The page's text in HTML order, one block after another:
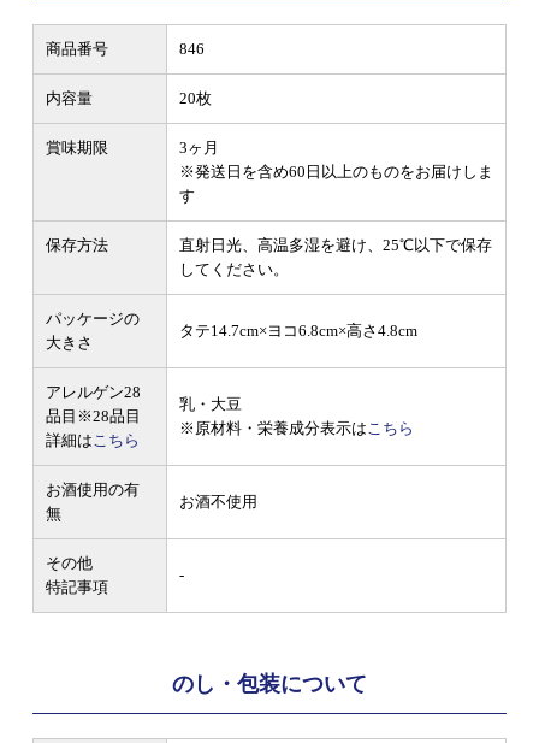
商品番号 846
内容量 20枚
賞味期限
3ヶ月
※発送日を含め60日以上のものをお届けしま
す
保存方法
直射日光、高温多湿を避け、25℃以下で保存
してください。
パッケージの
大きさ
タテ14.7cm×ヨコ6.8cm×高さ4.8cm
アレルゲン28
品目 ※28品目
詳細はこちら
乳・大豆
※原材料・栄養成分表示はこちら
お酒使用の有
無
お酒不使用
その他
特記事項
-
のし・包装について